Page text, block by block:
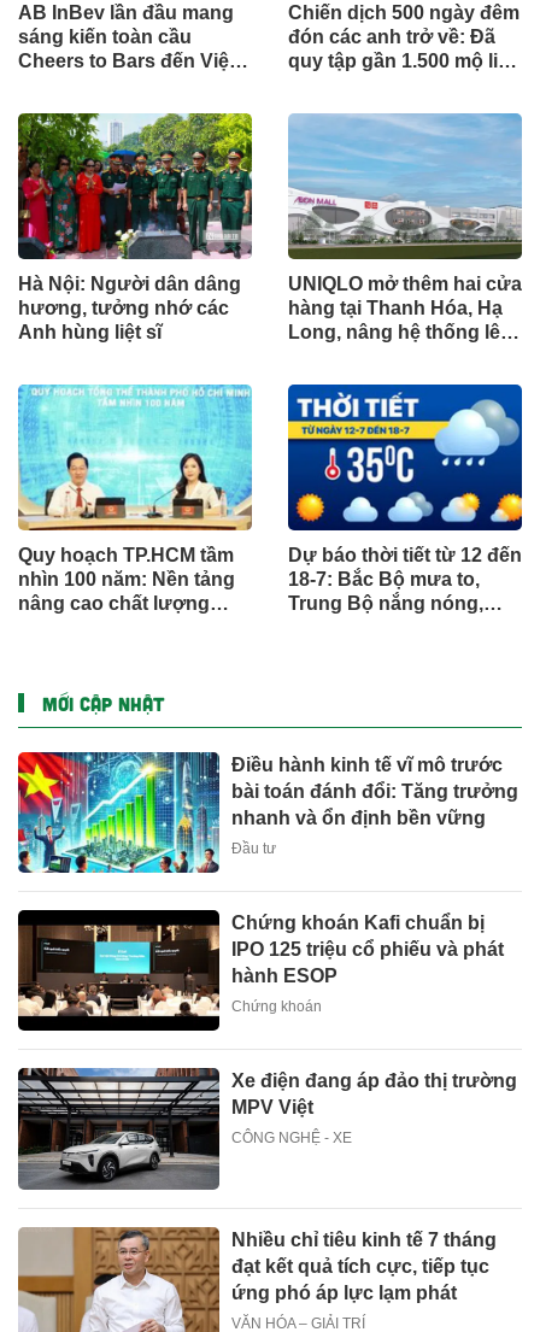
AB InBev lần đầu mang
sáng kiến toàn cầu
Cheers to Bars đến Việt
Chiến dịch 500 ngày đêm
đón các anh trở về: Đã
quy tập gần 1.500 mộ liệt
Hà Nội: Người dân dâng
hương, tưởng nhớ các
Anh hùng liệt sĩ
UNIQLO mở thêm hai cửa
hàng tại Thanh Hóa, Hạ
Long, nâng hệ thống lên
quốc
Quy hoạch TP.HCM tầm
nhìn 100 năm: Nền tảng
nâng cao chất lượng
Dự báo thời tiết từ 12 đến
18-7: Bắc Bộ mưa to,
Trung Bộ nắng nóng,
MỚI CẬP NHẬT
Điều hành kinh tế vĩ mô trước
bài toán đánh đổi: Tăng trưởng
nhanh và ổn định bền vững
Đầu tư
Chứng khoán Kafi chuẩn bị
IPO 125 triệu cổ phiếu và phát
hành ESOP
Chứng khoán
Xe điện đang áp đảo thị trường
MPV Việt
CÔNG NGHỆ - XE
Nhiều chỉ tiêu kinh tế 7 tháng
đạt kết quả tích cực, tiếp tục
ứng phó áp lực lạm phát
VĂN HÓA – GIẢI TRÍ